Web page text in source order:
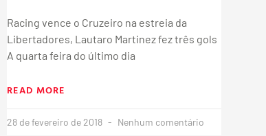
Racing vence o Cruzeiro na estreia da
Libertadores, Lautaro Martinez fez três gols
A quarta feira do último dia
READ MORE
28 de fevereiro de 2018 Nenhum comentário